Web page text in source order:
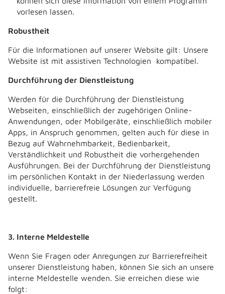
vorlesen lassen.
Robustheit
Für die Informationen auf unserer Website gilt: Unsere
Website ist mit assistiven Technologien kompatibel.
Durchführung der Dienstleistung
Werden für die Durchführung der Dienstleistung
Webseiten, einschließlich der zugehörigen Online-
Anwendungen, oder Mobilgeräte, einschließlich mobiler
Apps, in Anspruch genommen, gelten auch für diese in
Bezug auf Wahrnehmbarkeit, Bedienbarkeit,
Verständlichkeit und Robustheit die vorhergehenden
Ausführungen. Bei der Durchführung der Dienstleistung
im persönlichen Kontakt in der Niederlassung werden
individuelle, barrierefreie Lösungen zur Verfügung
gestellt.
3. Interne Meldestelle
Wenn Sie Fragen oder Anregungen zur Barrierefreiheit
unserer Dienstleistung haben, können Sie sich an unsere
interne Meldestelle wenden. Sie erreichen diese wie
folgt: